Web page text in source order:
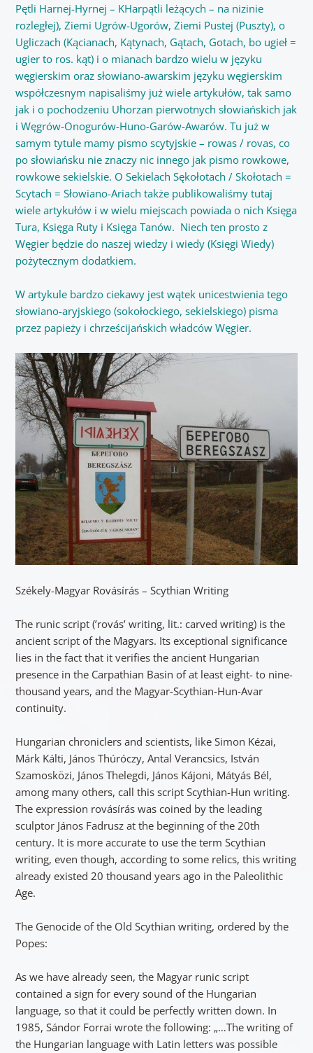
Pętli Harnej-Hyrnej – KHarpątli leżących – na nizinie
rozległej), Ziemi Ugrów-Ugorów, Ziemi Pustej (Puszty), o
Ugliczach (Kącianach, Kątynach, Gątach, Gotach, bo ugieł =
ugier to ros. kąt) i o mianach bardzo wielu w języku
węgierskim oraz słowiano-awarskim języku węgierskim
współczesnym napisaliśmy już wiele artykułów, tak samo
jak i o pochodzeniu Uhorzan pierwotnych słowiańskich jak
i Węgrów-Onogurów-Huno-Garów-Awarów. Tu już w
samym tytule mamy pismo scytyjskie – rowas / rovas, co
po słowiańsku nie znaczy nic innego jak pismo rowkowe,
rowkowe sekielskie. O Sekielach Sękołotach / Skołotach =
Scytach = Słowiano-Ariach także publikowaliśmy tutaj
wiele artykułów i w wielu miejscach powiada o nich Księga
Tura, Księga Ruty i Księga Tanów. Niech ten prosto z
Węgier będzie do naszej wiedzy i wiedy (Księgi Wiedy)
pożytecznym dodatkiem.
W artykule bardzo ciekawy jest wątek unicestwienia tego
słowiano-aryjskiego (sokołockiego, sekielskiego) pisma
przez papieży i chrześcijańskich władców Węgier.
Székely-Magyar Rovásírás – Scythian Writing
The runic script (’rovás’ writing, lit.: carved writing) is the
ancient script of the Magyars. Its exceptional significance
lies in the fact that it verifies the ancient Hungarian
presence in the Carpathian Basin of at least eight- to nine-
thousand years, and the Magyar-Scythian-Hun-Avar
continuity.
Hungarian chroniclers and scientists, like Simon Kézai,
Márk Kálti, János Thúróczy, Antal Verancsics, István
Szamosközi, János Thelegdi, János Kájoni, Mátyás Bél,
among many others, call this script Scythian-Hun writing.
The expression rovásírás was coined by the leading
sculptor János Fadrusz at the beginning of the 20th
century. It is more accurate to use the term Scythian
writing, even though, according to some relics, this writing
already existed 20 thousand years ago in the Paleolithic
Age.
The Genocide of the Old Scythian writing, ordered by the
Popes:
As we have already seen, the Magyar runic script
contained a sign for every sound of the Hungarian
language, so that it could be perfectly written down. In
1985, Sándor Forrai wrote the following: „…The writing of
the Hungarian language with Latin letters was possible